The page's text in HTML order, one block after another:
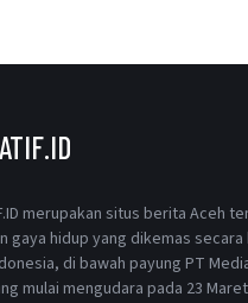
merupakan situs berita Aceh
gaya hidup yang dikemas secara
di bawah payung PT
mulai mengudara pada 23